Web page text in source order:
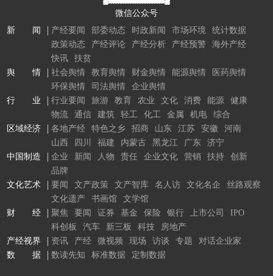
微信公众号
新 闻
产经要闻 部委动态 时政新闻 市场环境
统计数据
政策动态
产经评论 产经分析 产经预警
海外产经
快讯
扶贫
舆 情
社会舆情 教育舆情 财金舆情 能源舆情
医药舆情
环保舆情
司法舆情
企业舆情
行 业
行业要闻 旅游 教育 农业 文化 消费 能源
健康
物流
通信 建筑 轻工 化工 金属 机电
综合
区域经济
各地产经 特色之乡 招商 山东 江苏 安徽
河南
山西
四川 福建 内蒙古 黑龙江 广东
济宁
中国制造
企业 新闻 人物 责任 企业文化 营销 扶持
创新
品牌
文化艺术
要闻 文产政策 文产智库 名人访 文化名企
丝路观察
文化遗产
书画馆
文学馆
财 经
聚焦 要闻 证券 基金 保险 银行 上市公司
IPO
科创板
汽车 新三板 科技
房地产
产经视界
资讯 产经 微视频 现场 访谈 专题
对话企业家
数 据
数读先知 标准数据 定制数据